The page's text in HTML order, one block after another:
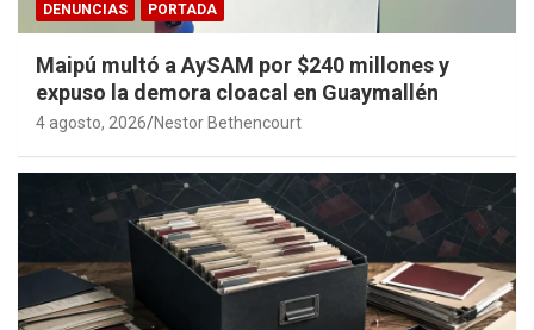
DENUNCIAS PORTADA
Maipú multó a AySAM por $240 millones y
expuso la demora cloacal en Guaymallén
4 agosto, 2026 Nestor Bethencourt